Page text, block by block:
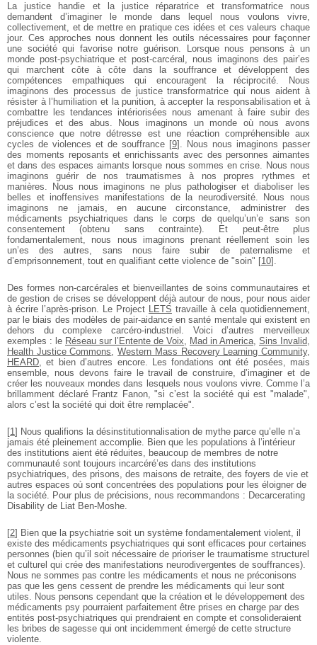
La justice handie et la justice réparatrice et transformatrice nous
demandent d’imaginer le monde dans lequel nous voulons vivre,
collectivement, et de mettre en pratique ces idées et ces valeurs chaque
jour. Ces approches nous donnent les outils nécessaires pour façonner
une société qui favorise notre guérison. Lorsque nous pensons à un
monde post-psychiatrique et post-carcéral, nous imaginons des pair’es
qui marchent côte à côte dans la souffrance et développent des
compétences empathiques qui encouragent la réciprocité. Nous
imaginons des processus de justice transformatrice qui nous aident à
résister à l’humiliation et la punition, à accepter la responsabilisation et à
combattre les tendances intériorisées nous amenant à faire subir des
préjudices et des abus. Nous imaginons un monde où nous avons
conscience que notre détresse est une réaction compréhensible aux
cycles de violences et de souffrance [9] . Nous nous imaginons passer
des moments reposants et enrichissants avec des personnes aimantes
et dans des espaces aimants lorsque nous sommes en crise. Nous nous
imaginons guérir de nos traumatismes à nos propres rythmes et
manières. Nous nous imaginons ne plus pathologiser et diaboliser les
belles et inoffensives manifestations de la neurodiversité. Nous nous
imaginons ne jamais, en aucune circonstance, administrer des
médicaments psychiatriques dans le corps de quelqu’un’e sans son
consentement (obtenu sans contrainte). Et peut-être plus
fondamentalement, nous nous imaginons prenant réellement soin les
un’es des autres, sans nous faire subir de paternalisme et
d’emprisonnement, tout en qualifiant cette violence de "soin" [10] .
Des formes non-carcérales et bienveillantes de soins communautaires et
de gestion de crises se développent déjà autour de nous, pour nous aider
à écrire l’après-prison. Le Project LETS travaille à cela quotidiennement,
par le biais des modèles de pair-aidance en santé mentale qui existent en
dehors du complexe carcéro-industriel. Voici d’autres merveilleux
exemples : le Réseau sur l’Entente de Voix, Mad in America, Sins Invalid,
Health Justice Commons,Western Mass Recovery Learning Community,
HEARD, et bien d’autres encore. Les fondations ont été posées, mais
ensemble, nous devons faire le travail de construire, d’imaginer et de
créer les nouveaux mondes dans lesquels nous voulons vivre. Comme l’a
brillamment déclaré Frantz Fanon, "si c’est la société qui est "malade",
alors c’est la société qui doit être remplacée".
[1] Nous qualifions la désinstitutionnalisation de mythe parce qu’elle n’a
jamais été pleinement accomplie. Bien que les populations à l’intérieur
des institutions aient été réduites, beaucoup de membres de notre
communauté sont toujours incarcéré’es dans des institutions
psychiatriques, des prisons, des maisons de retraite, des foyers de vie et
autres espaces où sont concentrées des populations pour les éloigner de
la société. Pour plus de précisions, nous recommandons : Decarcerating
Disability de Liat Ben-Moshe.
[2] Bien que la psychiatrie soit un système fondamentalement violent, il
existe des médicaments psychiatriques qui sont efficaces pour certaines
personnes (bien qu’il soit nécessaire de prioriser le traumatisme structurel
et culturel qui crée des manifestations neurodivergentes de souffrances).
Nous ne sommes pas contre les médicaments et nous ne préconisons
pas que les gens cessent de prendre les médicaments qui leur sont
utiles. Nous pensons cependant que la création et le développement des
médicaments psy pourraient parfaitement être prises en charge par des
entités post-psychiatriques qui prendraient en compte et consolideraient
les bribes de sagesse qui ont incidemment émergé de cette structure
violente.